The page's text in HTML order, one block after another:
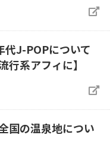
J-POPについて
行系アフィに】
国の温泉地につい